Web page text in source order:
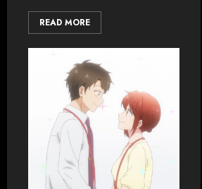
READ MORE